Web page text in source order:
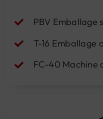
PBV Emballage
T-16 Emballage
FC-40 Machine